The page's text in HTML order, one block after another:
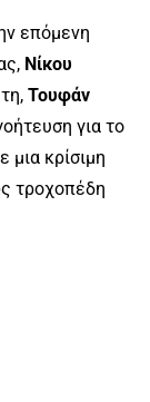
επόμενη
Νίκου
Τουφάν
για το
μια κρίσιμη
τροχοπέδη